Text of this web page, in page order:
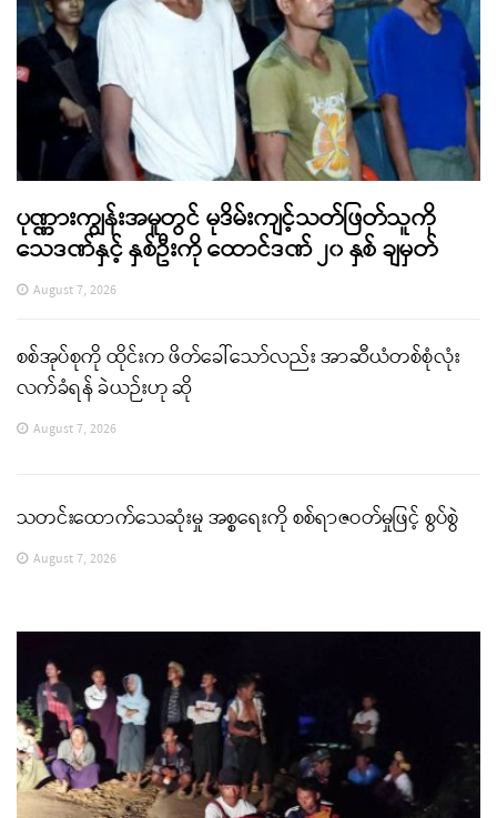
ပုဏ္ဏားကျွန်းအမှုတွင် မုဒိမ်းကျင့်သတ်ဖြတ်သူကို
သေဒဏ်နှင့် နှစ်ဦးကို ထောင်ဒဏ် ၂၀ နှစ် ချမှတ်
August 7, 2026
စစ်အုပ်စုကို ထိုင်းက ဖိတ်ခေါ်သော်လည်း အာဆီယံတစ်စုံလုံး
လက်ခံရန် ခဲယဉ်းဟု ဆို
August 7, 2026
သတင်းထောက်သေဆုံးမှု အစ္စရေးကို စစ်ရာဇဝတ်မှုဖြင့် စွပ်စွဲ
August 7, 2026